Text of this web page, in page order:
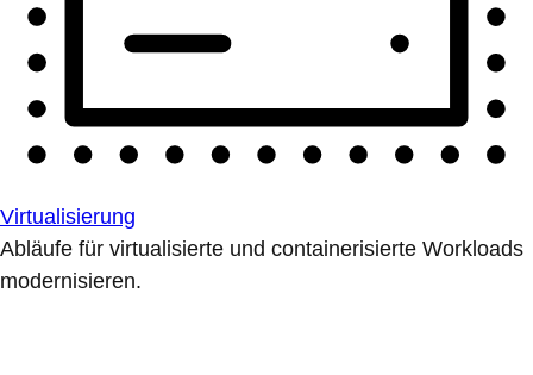
Virtualisierung
Abläufe für virtualisierte und containerisierte Workloads
modernisieren.